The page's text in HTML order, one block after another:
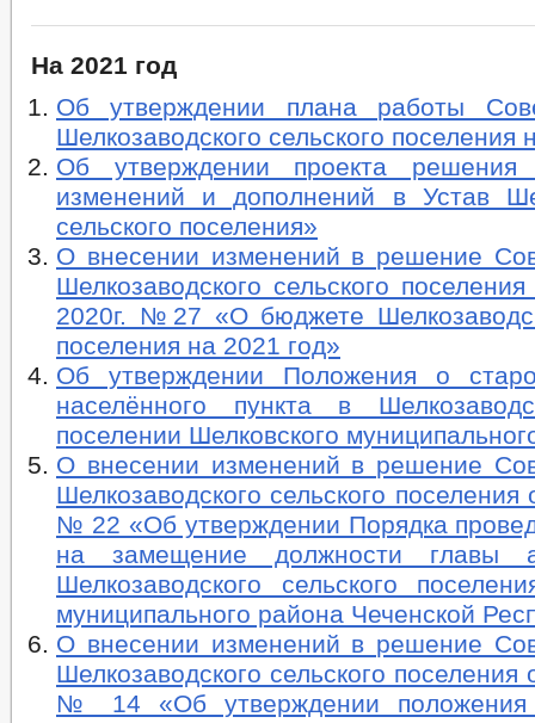
На 2021 год
Об утверждении плана работы
Шелкозаводского сельского поселения
Об утверждении проекта
изменений и дополнений в Устав
сельского поселения»
О внесении изменений в решение
Шелкозаводского сельского
2020г. №27 «О бюджете
поселения на 2021 год»
Об утверждении Положения о
населённого пункта в
поселении Шелковского
О внесении изменений в решение
Шелкозаводского сельского поселения
№ 22 «Об утверждении Порядка
на замещение должности главы
Шелкозаводского сельского
муниципального района Чеченской
О внесении изменений в решение
Шелкозаводского сельского поселения
№ 14 «Об утверждении